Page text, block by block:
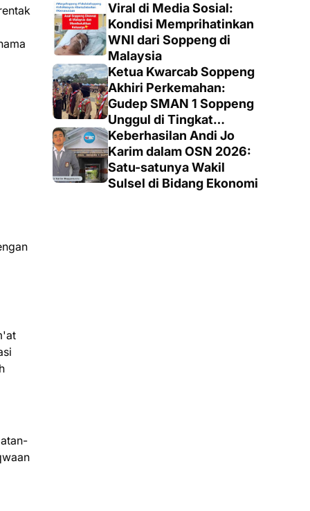
Viral di Media Sosial:
Kondisi Memprihatinkan
WNI dari Soppeng di
Malaysia
Ketua Kwarcab Soppeng
Akhiri Perkemahan:
Gudep SMAN 1 Soppeng
Unggul di Tingkat
Penegak
Keberhasilan Andi Jo
Karim dalam OSN 2026:
Satu-satunya Wakil
Sulsel di Bidang Ekonomi